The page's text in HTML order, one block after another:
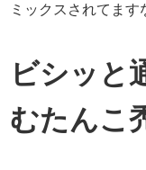
ミックスされてます
ビシッと
むたんこ